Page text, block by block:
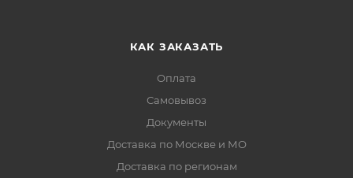
КАК ЗАКАЗАТЬ
Оплата
Самовывоз
Документы
Доставка по Москве и МО
Доставка по регионам